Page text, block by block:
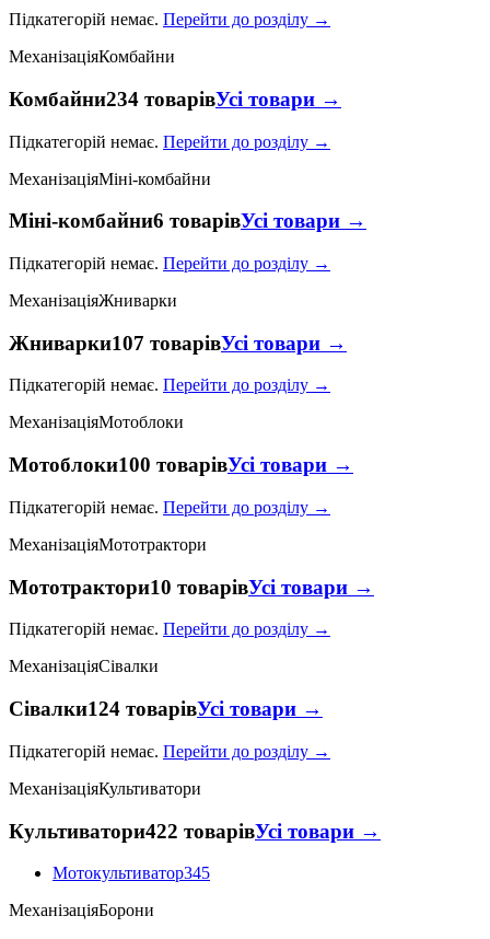
Підкатегорій немає. Перейти до розділу →
МеханізаціяКомбайни
Комбайни234 товарівУсі товари →
Підкатегорій немає. Перейти до розділу →
МеханізаціяМіні-комбайни
Міні-комбайни6 товарівУсі товари →
Підкатегорій немає. Перейти до розділу →
МеханізаціяЖниварки
Жниварки107 товарівУсі товари →
Підкатегорій немає. Перейти до розділу →
МеханізаціяМотоблоки
Мотоблоки100 товарівУсі товари →
Підкатегорій немає. Перейти до розділу →
МеханізаціяМототрактори
Мототрактори10 товарівУсі товари →
Підкатегорій немає. Перейти до розділу →
МеханізаціяСівалки
Сівалки124 товарівУсі товари →
Підкатегорій немає. Перейти до розділу →
МеханізаціяКультиватори
Культиватори422 товарівУсі товари →
Мотокультиватор345
МеханізаціяБорони